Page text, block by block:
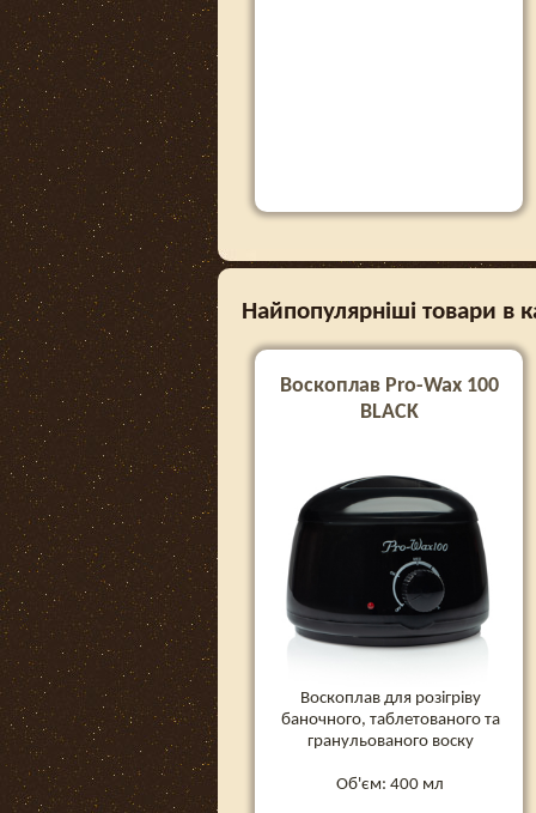
Найпопулярніші товари в
Воскоплав Pro-Wax 100
BLACK
Воскоплав для розігріву
баночного, таблетованого та
гранульованого воску
Об'єм: 400 мл